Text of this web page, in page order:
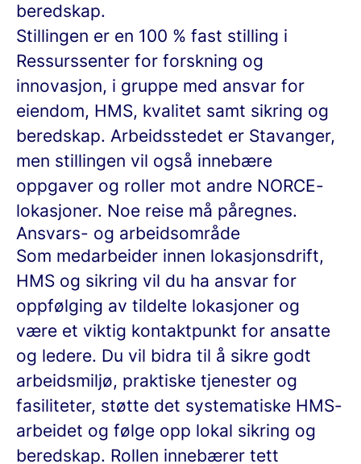
beredskap.
Stillingen er en 100 % fast stilling i
Ressurssenter for forskning og
innovasjon, i gruppe med ansvar for
eiendom, HMS, kvalitet samt sikring og
beredskap. Arbeidsstedet er Stavanger,
men stillingen vil også innebære
oppgaver og roller mot andre NORCE-
lokasjoner. Noe reise må påregnes.
Ansvars- og arbeidsområde
Som medarbeider innen lokasjonsdrift,
HMS og sikring vil du ha ansvar for
oppfølging av tildelte lokasjoner og
være et viktig kontaktpunkt for ansatte
og ledere. Du vil bidra til å sikre godt
arbeidsmiljø, praktiske tjenester og
fasiliteter, støtte det systematiske HMS-
arbeidet og følge opp lokal sikring og
beredskap. Rollen innebærer tett